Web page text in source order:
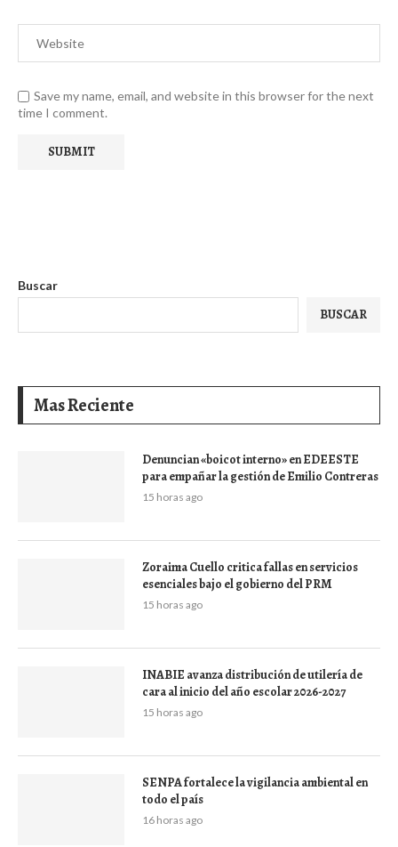
Save my name, email, and website in this browser for the next
time I comment.
Buscar
BUSCAR
Mas Reciente
Denuncian «boicot interno» en EDEESTE
para empañar la gestión de Emilio Contreras
15 horas ago
Zoraima Cuello critica fallas en servicios
esenciales bajo el gobierno del PRM
15 horas ago
INABIE avanza distribución de utilería de
cara al inicio del año escolar 2026-2027
15 horas ago
SENPA fortalece la vigilancia ambiental en
todo el país
16 horas ago